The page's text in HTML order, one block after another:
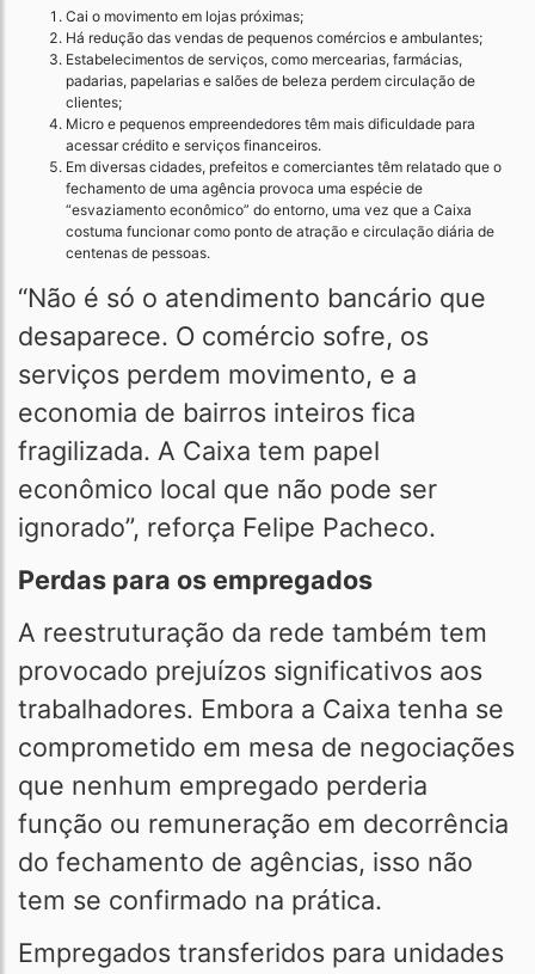
Cai o movimento em lojas próximas;
Há redução das vendas de pequenos comércios e ambulantes;
Estabelecimentos de serviços, como mercearias, farmácias,
padarias, papelarias e salões de beleza perdem circulação de
clientes;
Micro e pequenos empreendedores têm mais dificuldade para
acessar crédito e serviços financeiros.
Em diversas cidades, prefeitos e comerciantes têm relatado que o
fechamento de uma agência provoca uma espécie de
“esvaziamento econômico” do entorno, uma vez que a Caixa
costuma funcionar como ponto de atração e circulação diária de
centenas de pessoas.
“Não é só o atendimento bancário que
desaparece. O comércio sofre, os
serviços perdem movimento, e a
economia de bairros inteiros fica
fragilizada. A Caixa tem papel
econômico local que não pode ser
ignorado”, reforça Felipe Pacheco.
Perdas para os empregados
A reestruturação da rede também tem
provocado prejuízos significativos aos
trabalhadores. Embora a Caixa tenha se
comprometido em mesa de negociações
que nenhum empregado perderia
função ou remuneração em decorrência
do fechamento de agências, isso não
tem se confirmado na prática.
Empregados transferidos para unidades